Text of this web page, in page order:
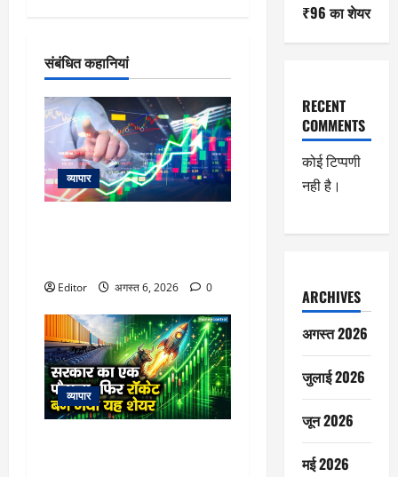
न
संबंधित कहानियां
व्यापार
Editor अगस्त 6, 2026 0
व्यापार
₹96 का शेयर
RECENT
COMMENTS
कोई टिप्पणी
नही है।
ARCHIVES
अगस्त 2026
जुलाई 2026
जून 2026
मई 2026